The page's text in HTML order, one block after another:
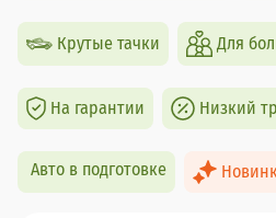
Крутые тачки Для
На гарантии Низкий
Авто в подготовке